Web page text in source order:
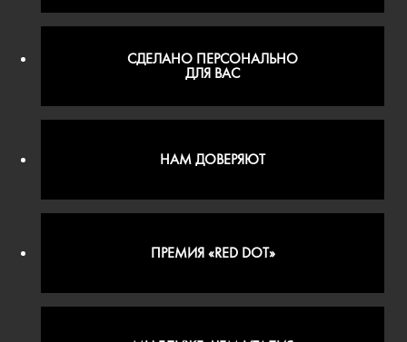
СДЕЛАНО ПЕРСОНАЛЬНО
ДЛЯ ВАС
НАМ ДОВЕРЯЮТ
ПРЕМИЯ «RED DOT»